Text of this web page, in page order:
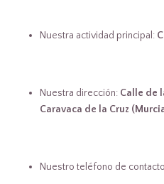
Nuestra actividad principal:
Nuestra dirección: Calle de
Caravaca de la Cruz
Nuestro teléfono de